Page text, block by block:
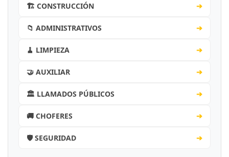
🏗️ CONSTRUCCIÓN ➔
📁 ADMINISTRATIVOS ➔
🧹 LIMPIEZA ➔
🤝 AUXILIAR ➔
🏛️ LLAMADOS PÚBLICOS ➔
🚚 CHOFERES ➔
🛡️ SEGURIDAD ➔